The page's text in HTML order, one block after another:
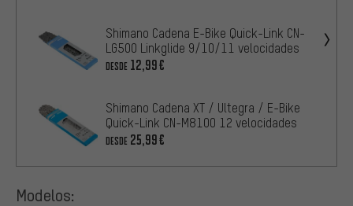
Shimano Cadena E-Bike Quick-Link CN-
LG500 Linkglide 9/10/11 velocidades
DESDE 12,99€
Shimano Cadena XT / Ultegra / E-Bike
Quick-Link CN-M8100 12 velocidades
DESDE 25,99€
Modelos: